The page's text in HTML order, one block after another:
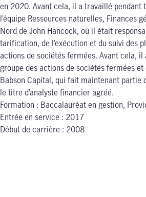
en 2020. Avant cela, il a travaillé pendant
l’équipe Ressources naturelles, Finances
Nord de John Hancock, où il était
tarification, de l’exécution et du suivi des
actions de sociétés fermées. Avant cela, il
groupe des actions de sociétés fermées
Babson Capital, qui fait maintenant partie
le titre d’analyste financier agréé.
Formation : Baccalauréat en gestion,
Entrée en service : 2017
Début de carrière : 2008